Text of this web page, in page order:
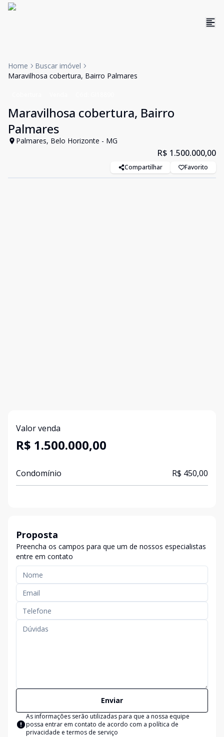
Home
Buscar imóvel
Maravilhosa cobertura, Bairro Palmares
Maravilhosa cobertura, Bairro
Palmares
Palmares, Belo Horizonte - MG
R$ 1.500.000,00
Compartilhar Favorito
Valor venda
R$ 1.500.000,00
Condomínio R$ 450,00
Proposta
Preencha os campos para que um de nossos especialistas
entre em contato
Enviar
As informações serão utilizadas para que a nossa equipe
possa entrar em contato de acordo com a política de
privacidade e termos de serviço